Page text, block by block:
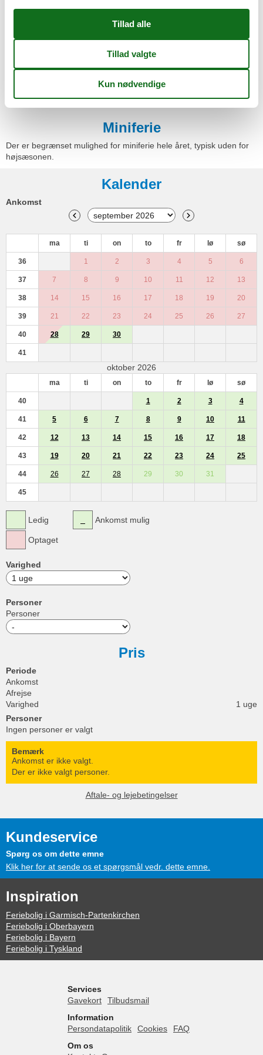
Siddegruppe
Toaster
TV
Miniferie
Der er begrænset mulighed for miniferie hele året, typisk uden for
højsæsonen.
Kalender
Ankomst
ma ti on to fr lø sø
36 1 2 3 4 5 6
37 7 8 9 10 11 12 13
38 14 15 16 17 18 19 20
39 21 22 23 24 25 26 27
40 28 29 30
41
oktober 2026
ma ti on to fr lø sø
40 1 2 3 4
41 5 6 7 8 9 10 11
42 12 13 14 15 16 17 18
43 19 20 21 22 23 24 25
44 26 27 28 29 30 31
45
Ledig
Optaget
Ankomst mulig
Varighed
Personer
Personer
Pris
Periode
Ankomst
Afrejse
Varighed
1 uge
Personer
Ingen personer er valgt
Bemærk
Ankomst er ikke valgt.
Der er ikke valgt personer.
Aftale- og lejebetingelser
Kundeservice
Spørg os om dette emne
Klik her for at sende os et spørgsmål vedr. dette emne.
Inspiration
Feriebolig i Garmisch-Partenkirchen
Feriebolig i Oberbayern
Feriebolig i Bayern
Feriebolig i Tyskland
Services
Gavekort
Tilbudsmail
Information
Persondatapolitik
Cookies
FAQ
Om os